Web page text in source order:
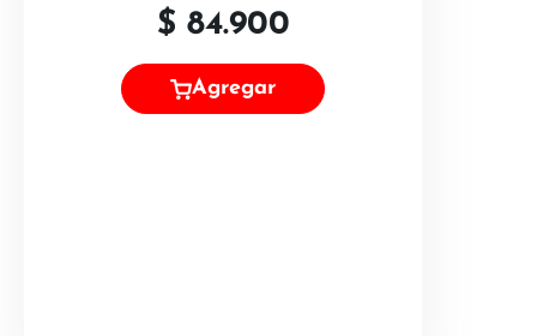
$ 84.900
Agregar